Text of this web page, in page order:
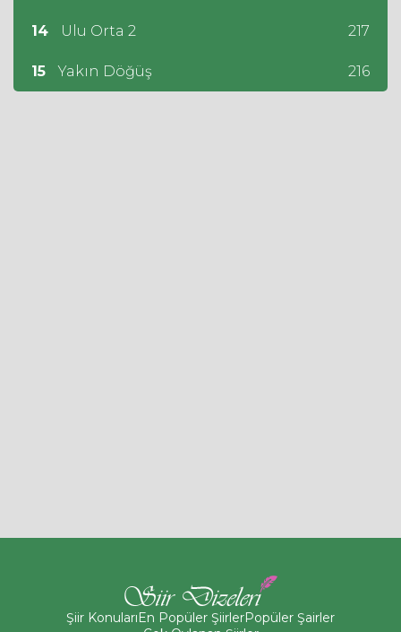
14 Ulu Orta 2 217
15 Yakın Döğüş 216
Şiir KonularıEn Popüler ŞiirlerPopüler Şairler